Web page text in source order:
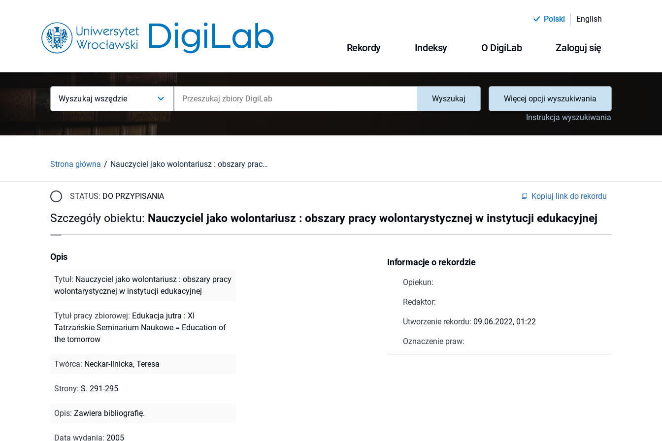
Polski English
Rekordy Indeksy O DigiLab Zaloguj się
Wyszukaj wszędzie Wyszukaj
Więcej opcji wyszukiwania
Instrukcja wyszukiwania
Strona główna Nauczyciel jako wolontariusz : obszary pracy wolontarystycznej w instytucji edukacyjnej
STATUS: DO PRZYPISANIA Kopiuj link do rekordu
Szczegóły obiektu: Nauczyciel jako wolontariusz : obszary pracy wolontarystycznej w instytucji edukacyjnej
Informacje o rekordzie
Opiekun:
Redaktor:
Utworzenie rekordu: 09.06.2022, 01:22
Oznaczenie praw:
Opis
Tytuł: Nauczyciel jako wolontariusz : obszary pracy
wolontarystycznej w instytucji edukacyjnej
Tytuł pracy zbiorowej: Edukacja jutra : XI
Tatrzańskie Seminarium Naukowe = Education of
the tomorrow
Twórca: Neckar-Ilnicka, Teresa
Strony: S. 291-295
Opis: Zawiera bibliografię.
Data wydania: 2005